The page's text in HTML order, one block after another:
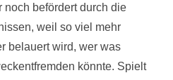
noch befördert durch die
weil so viel mehr
belauert wird, wer was
könnte. Spielt